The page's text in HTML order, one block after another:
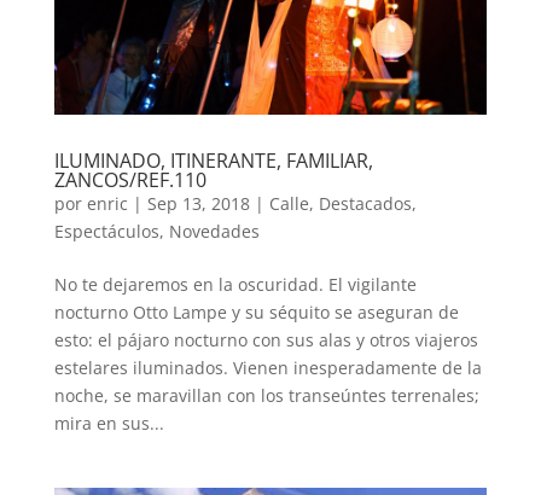
ILUMINADO, ITINERANTE, FAMILIAR,
ZANCOS/REF.110
por enric | Sep 13, 2018| Calle, Destacados,
Espectáculos, Novedades
No te dejaremos en la oscuridad. El vigilante
nocturno Otto Lampe y su séquito se aseguran de
esto: el pájaro nocturno con sus alas y otros viajeros
estelares iluminados. Vienen inesperadamente de la
noche, se maravillan con los transeúntes terrenales;
mira en sus...